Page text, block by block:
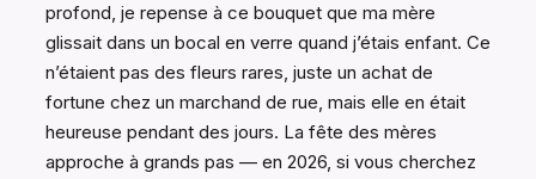
profond, je repense à ce bouquet que ma mère
glissait dans un bocal en verre quand j’étais enfant. Ce
n’étaient pas des fleurs rares, juste un achat de
fortune chez un marchand de rue, mais elle en était
heureuse pendant des jours. La fête des mères
approche à grands pas — en 2026, si vous cherchez